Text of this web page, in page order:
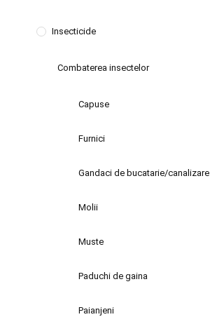
Insecticide
Combaterea insectelor
Capuse
Furnici
Gandaci de bucatarie/canalizare
Molii
Muste
Paduchi de gaina
Paianjeni